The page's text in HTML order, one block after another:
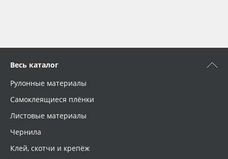
Весь каталог
Рулонные материалы
Самоклеящиеся плёнки
Листовые материалы
Чернила
Клей, скотчи и крепёж